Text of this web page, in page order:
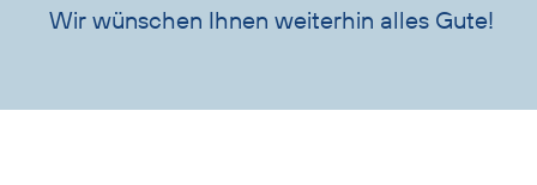
Wir wünschen Ihnen weiterhin alles Gute!